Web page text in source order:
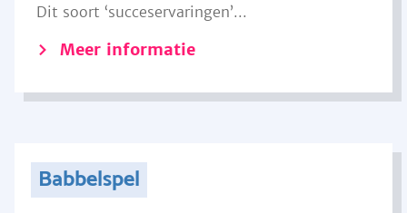
Dit soort ‘succeservaringen’...
Meer informatie
Babbelspel